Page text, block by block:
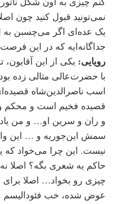
نمی‌تونید قبول کنید چون
یک عده‌ای اگر می‌چسبن به
جداگانه‌ایه که در این
رویایی: یکی از این
با حضرت‌عالی مثالی زده
اسب ناصرالدین‌شاه
قصیده فخیم است و محکم
و ران و سرین او… و من
سمش این‌جوریه و … این
نیست. این چرا می‌خواد که
حاکم یه شعری بگه؟ اصلا
چیزی رو بخواد… اصلا
عوض شده، خب